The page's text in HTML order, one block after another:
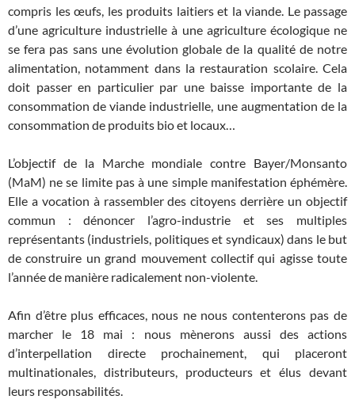
compris les œufs, les produits laitiers et la viande. Le passage
d’une agriculture industrielle à une agriculture écologique ne
se fera pas sans une évolution globale de la qualité de notre
alimentation, notamment dans la restauration scolaire. Cela
doit passer en particulier par une baisse importante de la
consommation de viande industrielle, une augmentation de la
consommation de produits bio et locaux…
L’objectif de la Marche mondiale contre Bayer/Monsanto
(MaM) ne se limite pas à une simple manifestation éphémère.
Elle a vocation à rassembler des citoyens derrière un objectif
commun : dénoncer l’agro-industrie et ses multiples
représentants (industriels, politiques et syndicaux) dans le but
de construire un grand mouvement collectif qui agisse toute
l’année de manière radicalement non-violente.
Afin d’être plus efficaces, nous ne nous contenterons pas de
marcher le 18 mai : nous mènerons aussi des actions
d’interpellation directe prochainement, qui placeront
multinationales, distributeurs, producteurs et élus devant
leurs responsabilités.